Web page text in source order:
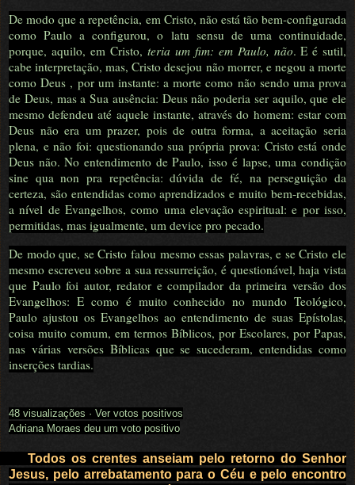
De modo que a repetência, em Cristo, não está tão bem-configurada
como Paulo a configurou, o latu sensu de uma continuidade,
porque, aquilo, em Cristo,teria um fim: em Paulo, não. E é sutil,
cabe interpretação, mas, Cristo desejou não morrer, e negou a morte
como Deus , por um instante: a morte como não sendo uma prova
de Deus, mas a Sua ausência: Deus não poderia ser aquilo, que ele
mesmo defendeu até aquele instante, através do homem: estar com
Deus não era um prazer, pois de outra forma, a aceitação seria
plena, e não foi: questionando sua própria prova: Cristo está onde
Deus não. No entendimento de Paulo, isso é lapse, uma condição
sine qua non pra repetência: dúvida de fé, na perseguição da
certeza, são entendidas como aprendizados e muito bem-recebidas,
a nível de Evangelhos, como uma elevação espiritual: e por isso,
permitidas, mas igualmente, um device pro pecado.
De modo que, se Cristo falou mesmo essas palavras, e se Cristo ele
mesmo escreveu sobre a sua ressurreição, é questionável, haja vista
que Paulo foi autor, redator e compilador da primeira versão dos
Evangelhos: E como é muito conhecido no mundo Teológico,
Paulo ajustou os Evangelhos ao entendimento de suas Epístolas,
coisa muito comum, em termos Bíblicos, por Escolares, por Papas,
nas várias versões Bíblicas que se sucederam, entendidas como
inserções tardias.
48 visualizações · Ver votos positivos
Adriana Moraes deu um voto positivo
Todos os crentes anseiam pelo retorno do Senhor
Jesus, pelo arrebatamento para o Céu e pelo encontro